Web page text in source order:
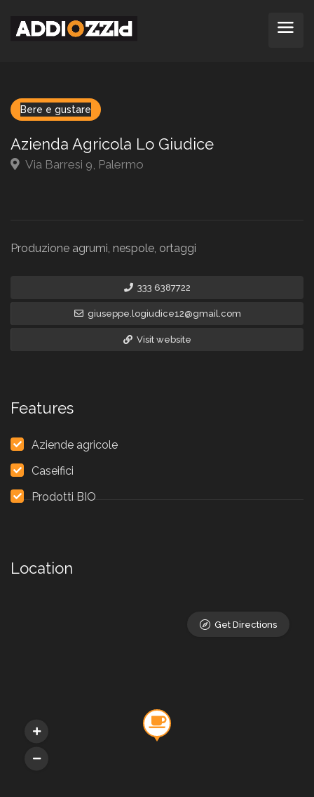
Bere e gustare
Azienda Agricola Lo Giudice
Via Barresi 9, Palermo
Produzione agrumi, nespole, ortaggi
333 6387722
giuseppe.logiudice12@gmail.com
Visit website
Features
Aziende agricole
Caseifici
Prodotti BIO
Location
Get Directions